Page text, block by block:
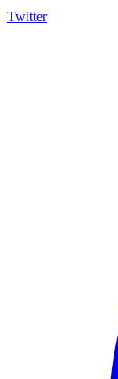
Twitter